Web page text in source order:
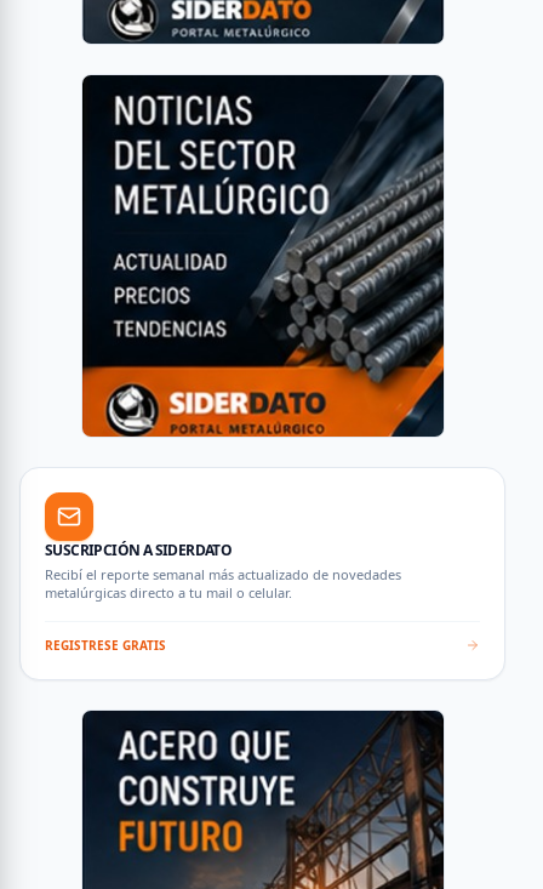
SUSCRIPCIÓN A SIDERDATO
Recibí el reporte semanal más actualizado de novedades
metalúrgicas directo a tu mail o celular.
REGISTRESE GRATIS